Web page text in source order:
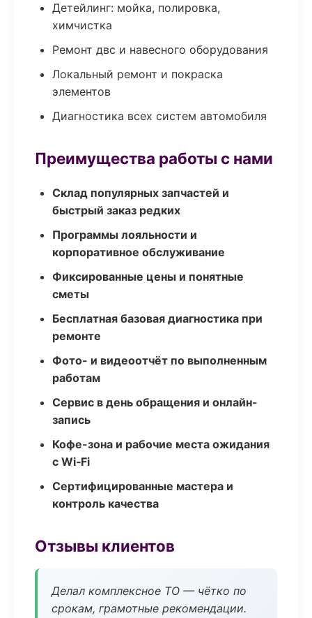
Детейлинг: мойка, полировка,
химчистка
Ремонт двс и навесного оборудования
Локальный ремонт и покраска
элементов
Диагностика всех систем автомобиля
Преимущества работы с нами
Склад популярных запчастей и
быстрый заказ редких
Программы лояльности и
корпоративное обслуживание
Фиксированные цены и понятные
сметы
Бесплатная базовая диагностика при
ремонте
Фото- и видеоотчёт по выполненным
работам
Сервис в день обращения и онлайн-
запись
Кофе-зона и рабочие места ожидания
с Wi‑Fi
Сертифицированные мастера и
контроль качества
Отзывы клиентов
Делал комплексное ТО — чётко по
срокам, грамотные рекомендации.